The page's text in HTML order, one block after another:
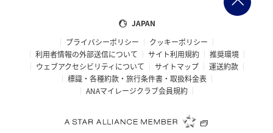
熊本県
世界遺産 徳島県 ホテル
兵庫県 ライフ 愛媛県 スズキ 大阪府
シンガポール カナダ フランス スペイン
JAPAN
プライバシーポリシー
クッキーポリシー
利用者情報の外部送信について
サイト利用規約
推奨環境
ウェブアクセシビリティについて
サイトマップ
運送約款
標識・各種約款・旅行条件書・取扱料金表
ANAマイレージクラブ会員規約